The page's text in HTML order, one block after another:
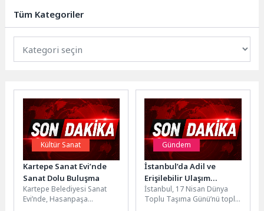
Belediye...
Tüm Kategoriler
Kültür Sanat
Kartepe Sanat Evi’nde
Sanat Dolu Buluşma
Kartepe Belediyesi Sanat
Evi’nde, Hasanpaşa
Gündem
İstanbul’da Adil ve
Erişilebilir Ulaşım
Dönemi
İstanbul, 17 Nisan Dünya
Toplu Taşıma Günü’nü toplu